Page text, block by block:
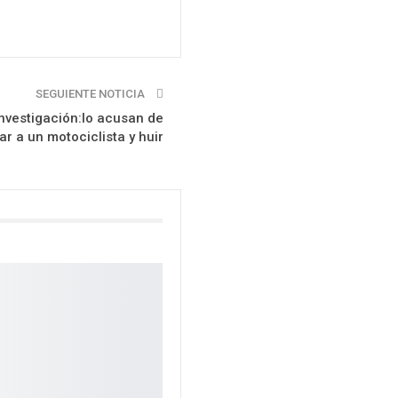
SEGUIENTE NOTICIA
acusan de
a un motociclista y huir